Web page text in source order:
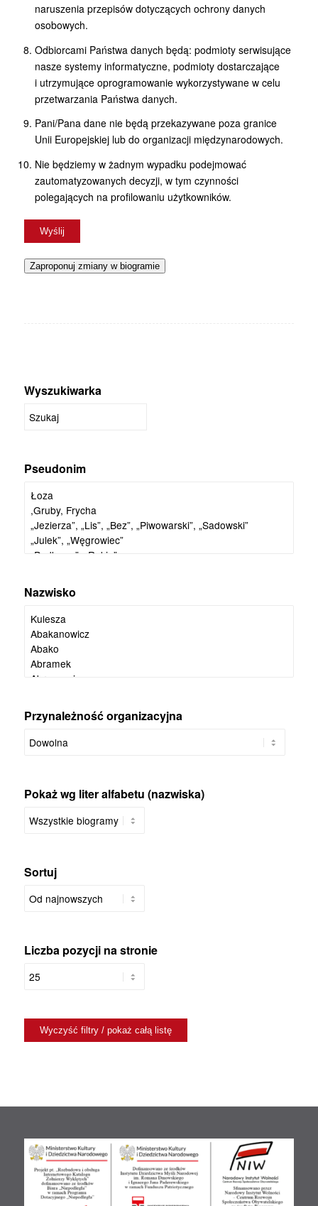
naruszenia przepisów dotyczących ochrony danych
osobowych.
Odbiorcami Państwa danych będą: podmioty serwisujące
nasze systemy informatyczne, podmioty dostarczające
i utrzymujące oprogramowanie wykorzystywane w celu
przetwarzania Państwa danych.
Pani/Pana dane nie będą przekazywane poza granice
Unii Europejskiej lub do organizacji międzynarodowych.
Nie będziemy w żadnym wypadku podejmować
zautomatyzowanych decyzji, w tym czynności
polegających na profilowaniu użytkowników.
Zaproponuj zmiany w biogramie
Wyszukiwarka
Pseudonim
Nazwisko
Przynależność organizacyjna
Pokaż wg liter alfabetu (nazwiska)
Sortuj
Liczba pozycji na stronie